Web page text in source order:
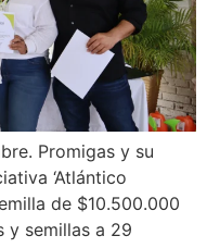
Promigas y su
‘Atlántico
de $10.500.000
y semillas a 29